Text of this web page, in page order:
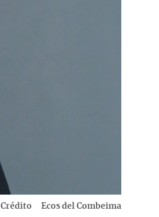
Crédito Ecos del Combeima